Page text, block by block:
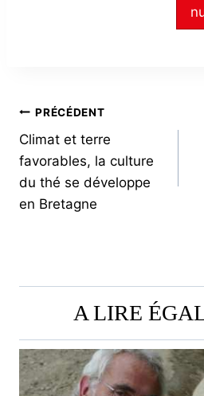
NAVIGATION
DE
L’ARTICLE
PRÉCÉDENT
Climat et terre
favorables, la culture
du thé se développe
en Bretagne
A LIRE